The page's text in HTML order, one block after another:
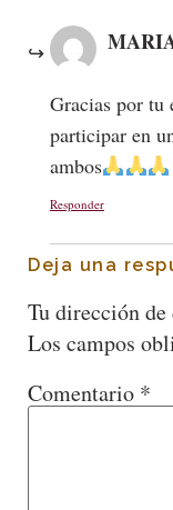
Gracias por tu
participar en
ambos
Responder
Deja una
Tu dirección
Los campos
Comentario *